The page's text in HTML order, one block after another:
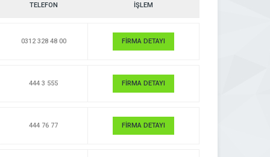
TELEFON İŞLEM
0312 328 48 00 FİRMA DETAYI
444 3 555 FİRMA DETAYI
444 76 77 FİRMA DETAYI